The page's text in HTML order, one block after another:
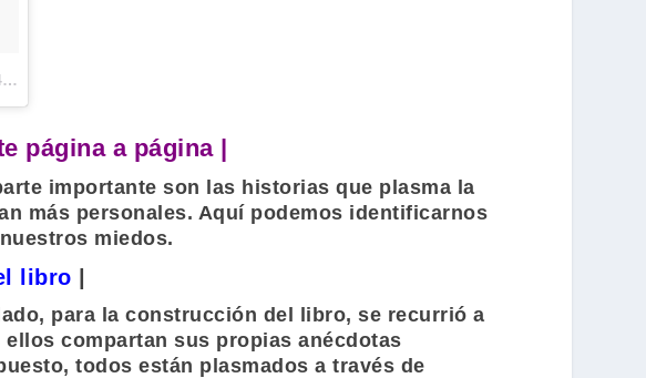
página a página |
importante son las historias que plasma la
más personales. Aquí podemos identificarnos
miedos.
libro
para la construcción del libro, se recurrió a
compartan sus propias anécdotas
todos están plasmados a través de